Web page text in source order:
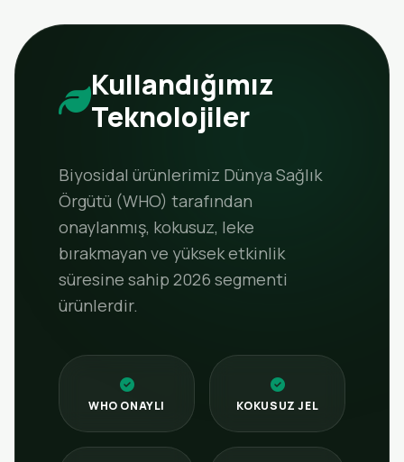
Kullandığımız
Teknolojiler
Biyosidal ürünlerimiz Dünya Sağlık
Örgütü (WHO) tarafından
onaylanmış, kokusuz, leke
bırakmayan ve yüksek etkinlik
süresine sahip 2026 segmenti
ürünlerdir.
WHO ONAYLI KOKUSUZ JEL